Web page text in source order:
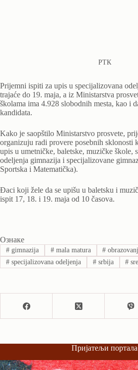
РТК
Prijemni ispiti za upis u specijalizovana
trajaće do 19. maja, a iz Ministarstva
školama ima 4.928 slobodnih mesta, kao i
kandidata.
Kako je saopštilo Ministarstvo prosvete,
organizuju radi provere posebnih sklonosti
upis u umetničke, baletske, muzičke škole,
odeljenja gimnazija i specijalizovane
Sportska i Matematička).
Đaci koji žele da se upišu u baletsku i
ispit 17, 18. i 19. maja od 10 časova.
Ознаке
#gimnazija #mala matura #
#specijalizovana odeljenja #srbija #
Пријатељи портала